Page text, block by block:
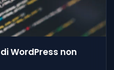
WordPress non